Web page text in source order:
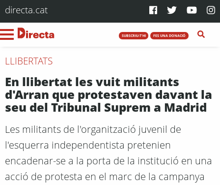
directa.cat
SUBSCRIU-T'HI FES UNA DONACIÓ
LLIBERTATS
En llibertat les vuit militants
d'Arran que protestaven davant la
seu del Tribunal Suprem a Madrid
Les militants de l'organització juvenil de
l'esquerra independentista pretenien
encadenar-se a la porta de la institució en una
acció de protesta en el marc de la campanya